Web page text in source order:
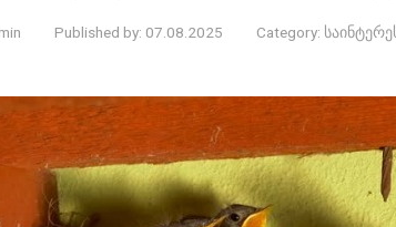
Published by: 07.08.2025 Category: